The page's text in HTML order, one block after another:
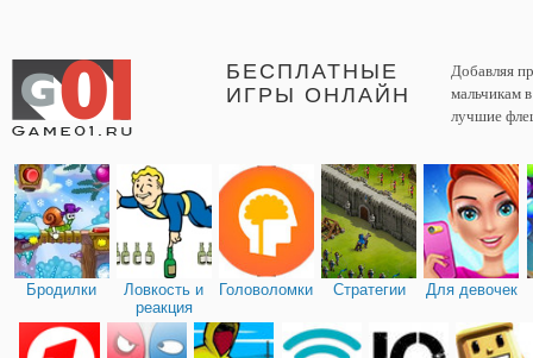
БЕСПЛАТНЫЕ
ИГРЫ ОНЛАЙН
Добавляя
мальчикам
лучшие
Бродилки
Ловкость и
реакция
Головоломки Стратегии Для девочек